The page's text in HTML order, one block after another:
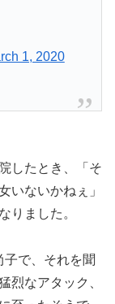
1, 2020
したとき、「そ
いないかねぇ」
りました。
で、それを聞
烈なアタック、